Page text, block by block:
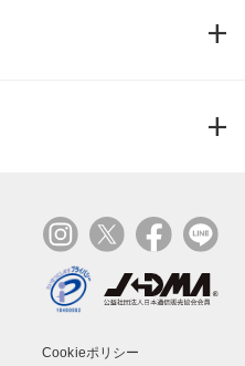
Cookieポリシー